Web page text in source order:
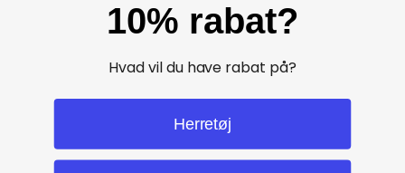
Hverdage fra kl. 10 - 16
10% rabat?
Hvad vil du have rabat på?
Herretøj